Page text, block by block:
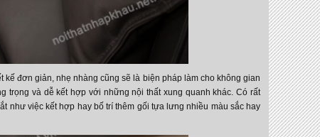
kế đơn giản, nhẹ nhàng cũng sẽ là biện pháp làm cho không gian
trọng và dễ kết hợp với những nội thất xung quanh khác. Có rất
như việc kết hợp hay bố trí thêm gối tựa lưng nhiều màu sắc hay